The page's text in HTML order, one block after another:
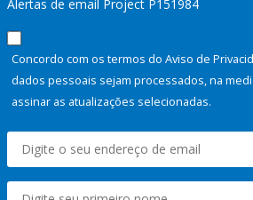
Alertas de email Project P151984
Concordo com os termos do Aviso de
dados pessoais sejam processados, na
assinar as atualizações selecionadas.